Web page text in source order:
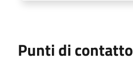
Punti di contatto